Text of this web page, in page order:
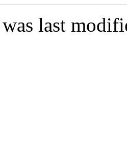
last